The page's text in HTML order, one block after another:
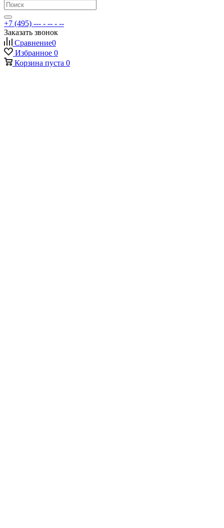
+7 (495) --- - -- - --
Заказать звонок
Сравнение0
Избранное 0
Корзина пуста 0